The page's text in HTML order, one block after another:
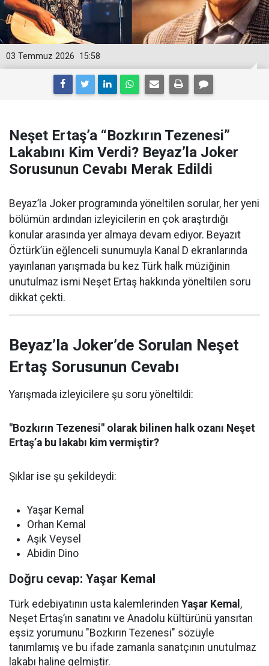
15:58
03 Temmuz 2026
Neşet Ertaş’a “Bozkırın Tezenesi”
Lakabını Kim Verdi? Beyaz’la Joker
Sorusunun Cevabı Merak Edildi
Beyaz’la Joker programında yöneltilen sorular, her yeni
bölümün ardından izleyicilerin en çok araştırdığı
konular arasında yer almaya devam ediyor. Beyazıt
Öztürk’ün eğlenceli sunumuyla Kanal D ekranlarında
yayınlanan yarışmada bu kez Türk halk müziğinin
unutulmaz ismi Neşet Ertaş hakkında yöneltilen soru
dikkat çekti.
Beyaz’la Joker’de Sorulan Neşet
Ertaş Sorusunun Cevabı
Yarışmada izleyicilere şu soru yöneltildi:
"Bozkırın Tezenesi" olarak bilinen halk ozanı Neşet
Ertaş’a bu lakabı kim vermiştir?
Şıklar ise şu şekildeydi:
Yaşar Kemal
Orhan Kemal
Aşık Veysel
Abidin Dino
Doğru cevap: Yaşar Kemal
Türk edebiyatının usta kalemlerinden Yaşar Kemal ,
Neşet Ertaş’ın sanatını ve Anadolu kültürünü yansıtan
eşsiz yorumunu "Bozkırın Tezenesi" sözüyle
tanımlamış ve bu ifade zamanla sanatçının unutulmaz
lakabı haline gelmiştir.